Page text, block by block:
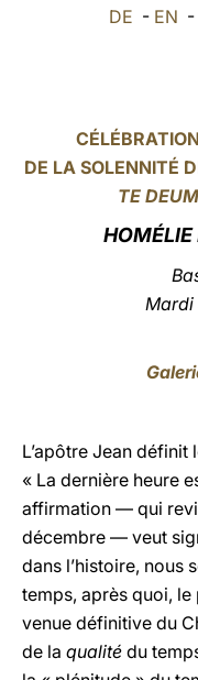
DE - EN -
DE LA SOLENNITÉ
TE DEUM
HOMÉLIE
Mardi
L’apôtre Jean
« La dernière heure
affirmation — qui
décembre — veut
dans l’histoire, nous
temps, après quoi,
venue définitive du
de la qualité du